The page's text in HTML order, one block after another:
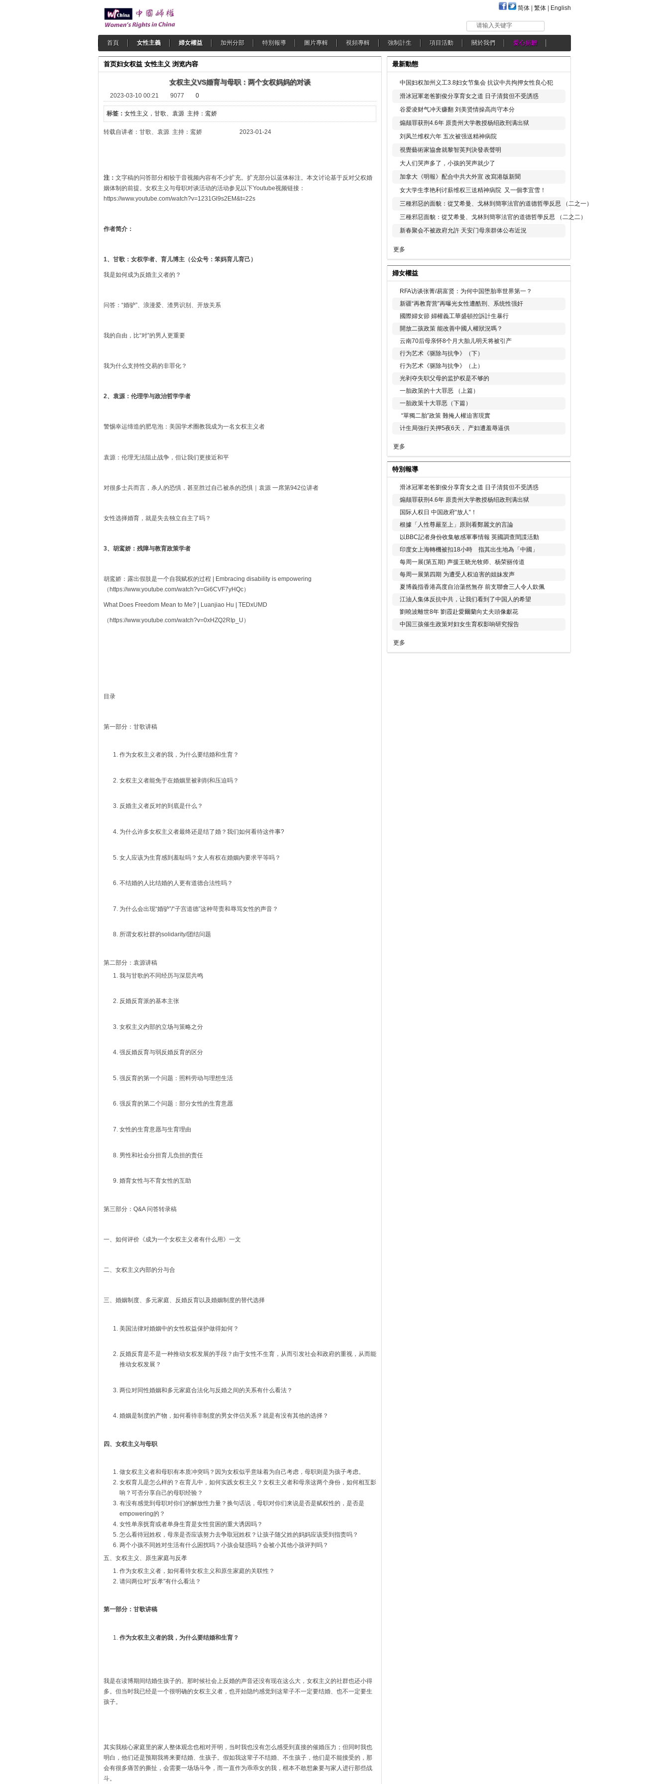
简体 繁体 English
请输入关键字
首頁 女性主義 婦女權益 加州分部 特別報導 圖片專輯 視頻專輯 強制計生 項目活動 關於我們 愛心捐贈
首页妇女权益 女性主义 浏览内容
女权主义VS婚育与母职：两个女权妈妈的对谈
2023-03-10 00:21 9077 0
标签： 女性主义，甘歌、袁源 主持：鸾娇
转载自讲者：甘歌、袁源 主持：鸾娇 2023-01-24
注： 文字稿的问答部分相较于音视频内容有不少扩充。扩充部分以蓝体标注。本文讨论基于反对父权婚
姻体制的前提。女权主义与母职对谈活动的活动参见以下Youtube视频链接：
https://www.youtube.com/watch?v=1231Gl9s2EM&t=22s
作者简介：
1、甘歌：女权学者、育儿博主（公众号：笨妈育儿育己）
我是如何成为反婚主义者的？
问答：“婚驴”、浪漫爱、渣男识别、开放关系
我的自由，比“对”的男人更重要
我为什么支持性交易的非罪化？
2、袁源：伦理学与政治哲学学者
警惕幸运缔造的肥皂泡：美国学术圈教我成为一名女权主义者
袁源：伦理无法阻止战争，但让我们更接近和平
对很多士兵而言，杀人的恐惧，甚至胜过自己被杀的恐惧｜袁源 一席第942位讲者
女性选择婚育，就是失去独立自主了吗？
3、胡鸾娇：残障与教育政策学者
胡鸾娇：露出假肢是一个自我赋权的过程 | Embracing disability is empowering
（https://www.youtube.com/watch?v=Gi6CVF7yHQc）
What Does Freedom Mean to Me? | Luanjiao Hu | TEDxUMD
（https://www.youtube.com/watch?v=0xHZQ2RIp_U）
目录
第一部分：甘歌讲稿
作为女权主义者的我，为什么要结婚和生育？
女权主义者能免于在婚姻里被剥削和压迫吗？
反婚主义者反对的到底是什么？
为什么许多女权主义者最终还是结了婚？我们如何看待这件事?
女人应该为生育感到羞耻吗？女人有权在婚姻内要求平等吗？
不结婚的人比结婚的人更有道德合法性吗？
为什么会出现“婚驴”/“子宫道德”这种苛责和辱骂女性的声音？
所谓女权社群的solidarity/团结问题
第二部分：袁源讲稿
我与甘歌的不同经历与深层共鸣
反婚反育派的基本主张
女权主义内部的立场与策略之分
强反婚反育与弱反婚反育的区分
强反育的第一个问题：照料劳动与理想生活
强反育的第二个问题：部分女性的生育意愿
女性的生育意愿与生育理由
男性和社会分担育儿负担的责任
婚育女性与不育女性的互助
第三部分：Q&A 问答转录稿
一、如何评价《成为一个女权主义者有什么用》一文
二、女权主义内部的分与合
三、婚姻制度、多元家庭、反婚反育以及婚姻制度的替代选择
美国法律对婚姻中的女性权益保护做得如何？
反婚反育是不是一种推动女权发展的手段？由于女性不生育，从而引发社会和政府的重视，从而能
推动女权发展？
两位对同性婚姻和多元家庭合法化与反婚之间的关系有什么看法？
婚姻是制度的产物，如何看待非制度的男女伴侣关系？就是有没有其他的选择？
四、女权主义与母职
做女权主义者和母职有本质冲突吗？因为女权似乎意味着为自己考虑，母职则是为孩子考虑。
女权育儿是怎么样的？在育儿中，如何实践女权主义？女权主义者和母亲这两个身份，如何相互影
响？可否分享自己的母职经验？
有没有感觉到母职对你们的解放性力量？换句话说，母职对你们来说是否是赋权性的，是否是
empowering的？
女性单亲抚育或者单身生育是女性贫困的重大诱因吗？
怎么看待冠姓权，母亲是否应该努力去争取冠姓权？让孩子随父姓的妈妈应该受到指责吗？
两个小孩不同姓对生活有什么困扰吗？小孩会疑惑吗？会被小其他小孩评判吗？
五、女权主义、原生家庭与反孝
作为女权主义者，如何看待女权主义和原生家庭的关联性？
请问两位对“反孝”有什么看法？
第一部分：甘歌讲稿
作为女权主义者的我，为什么要结婚和生育？
我是在读博期间结婚生孩子的。那时候社会上反婚的声音还没有现在这么大，女权主义的社群也还小得
多。但当时我已经是一个很明确的女权主义者，也开始隐约感觉到这辈子不一定要结婚、也不一定要生
孩子。
其实我核心家庭里的家人整体观念也相对开明，当时我也没有怎么感受到直接的催婚压力；但同时我也
明白，他们还是预期我将来要结婚、生孩子。假如我这辈子不结婚、不生孩子，他们是不能接受的，那
会有很多痛苦的撕扯，会需要一场场斗争，而一直作为乖乖女的我，根本不敢想象要与家人进行那些战
斗。
最新動態
中国妇权加州义工3.8妇女节集会 抗议中共拘押女性良心犯
滑冰冠軍老爸劉俊分享育女之道 日子清貧但不受誘惑
谷爱凌财气冲天赚翻 刘美贤情操高尚守本分
煽颠罪获刑4.6年 原贵州大学教授杨绍政刑满出狱
刘凤兰维权六年 五次被强送精神病院
視覺藝術家協會就黎智英判決發表聲明
大人们哭声多了，小孩的哭声就少了
加拿大《明報》配合中共大外宣 改寫港版新聞
女大学生李艳利讨薪维权三送精神病院 又一個李宜雪！
三種邪惡的面貌：從艾希曼、戈林到簡寧法官的道德哲學反思 （二之一）
三種邪惡面貌：從艾希曼、戈林到簡寧法官的道德哲學反思 （二之二）
新春聚会不被政府允許 天安门母亲群体公布近況
更多
婦女權益
RFA访谈张菁/易富贤：为何中国堕胎率世界第一？
新疆“再教育营”再曝光女性遭酷刑、系统性强奸
國際婦女節 婦權義工華盛頓控訴計生暴行
開放二孩政策 能改善中國人權狀況嗎？
云南70后母亲怀8个月大胎儿明天将被引产
行为艺术《驱除与抗争》（下）
行为艺术《驱除与抗争》（上）
光剥夺失职父母的监护权是不够的
一胎政策的十大罪恶 （上篇）
一胎政策十大罪恶（下篇）
“單獨二胎”政策 難掩人權迫害現實
计生局強行关押5夜6天， 产妇遭羞辱逼供
更多
特別報導
滑冰冠軍老爸劉俊分享育女之道 日子清貧但不受誘惑
煽颠罪获刑4.6年 原贵州大学教授杨绍政刑满出狱
国际人权日 中国政府“放人“！
根據「人性尊嚴至上」原則看鄭麗文的言論
以BBC記者身份收集敏感軍事情報 英國調查間諜活動
印度女上海轉機被扣18小時 指其出生地為「中國」
每周一展(第五期) 声援王晓光牧师、杨荣丽传道
每周一展第四期 为遭受人权迫害的姐妹发声
夏博義指香港高度自治蕩然無存 前支聯會三人令人欽佩
江油人集体反抗中共，让我们看到了中国人的希望
劉曉波離世8年 劉霞赴愛爾蘭向丈夫頭像獻花
中国三孩催生政策对妇女生育权影响研究报告
更多